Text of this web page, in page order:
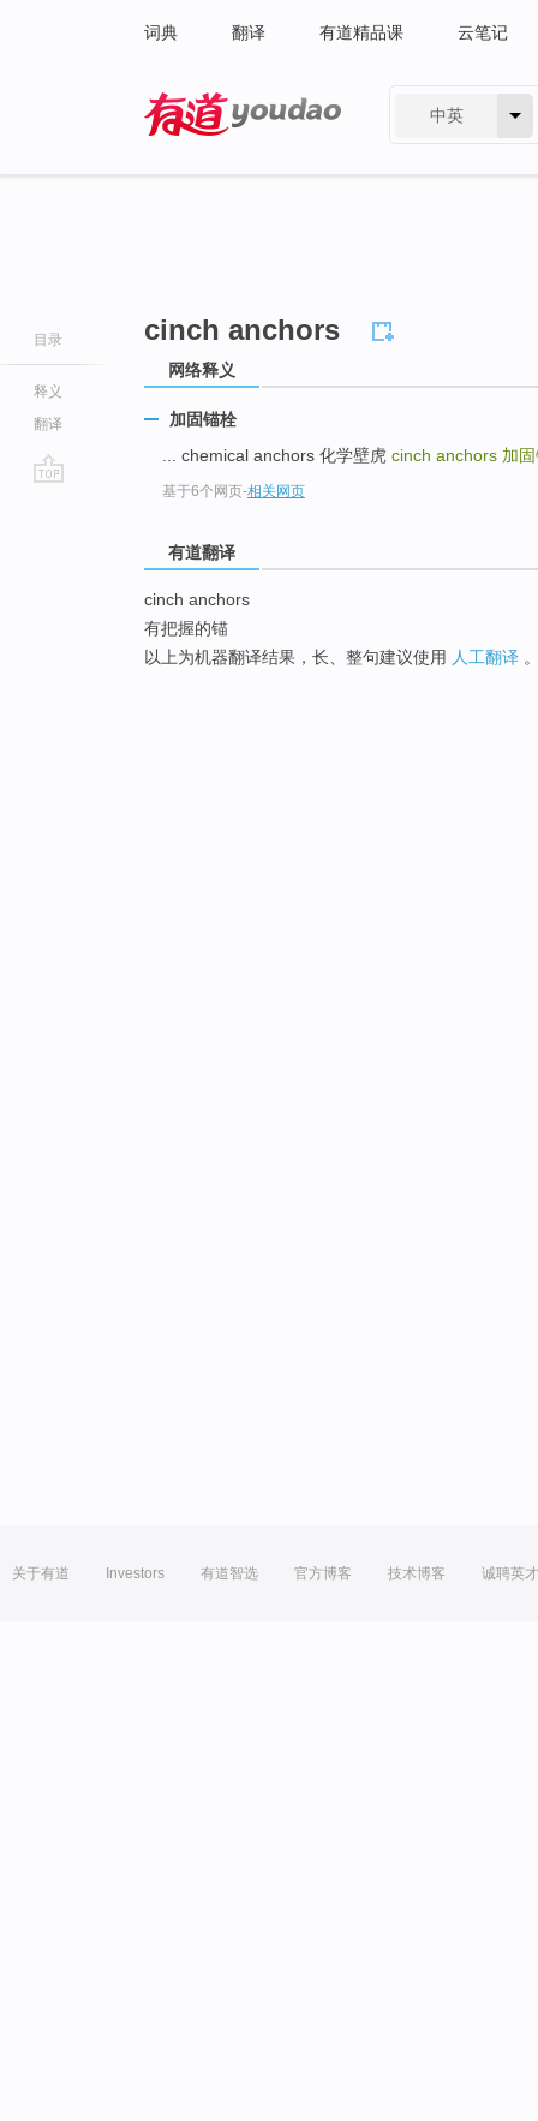
词典 翻译 有道精品课 云笔记
中英
目录
释义
翻译
cinch anchors
网络释义
加固锚栓
... chemical anchors 化学壁虎 cinch anchors 加
基于6个网页-相关网页
有道翻译
cinch anchors
有把握的锚
以上为机器翻译结果，长、整句建议使用 人工翻译
关于有道 Investors 有道智选 官方博客 技术博客 诚聘英才